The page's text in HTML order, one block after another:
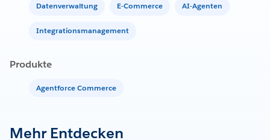
Datenverwaltung E-Commerce AI-Agenten
Integrationsmanagement
Produkte
Agentforce Commerce
Mehr Entdecken